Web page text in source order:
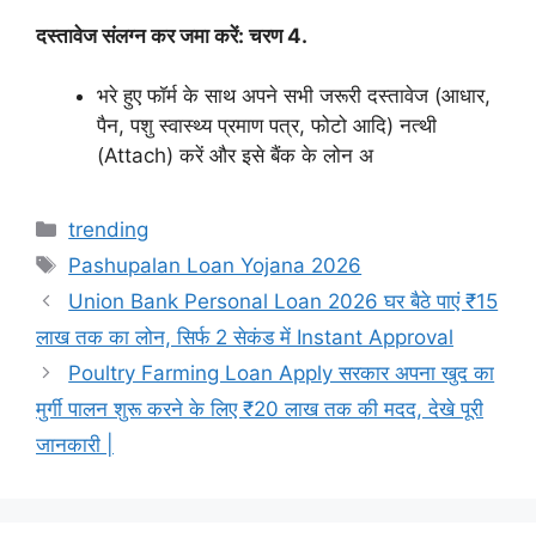
दस्तावेज संलग्न कर जमा करें: चरण 4.
भरे हुए फॉर्म के साथ अपने सभी जरूरी दस्तावेज (आधार,
पैन, पशु स्वास्थ्य प्रमाण पत्र, फोटो आदि) नत्थी
(Attach) करें और इसे बैंक के लोन अ
Categories
trending
Tags
Pashupalan Loan Yojana 2026
Union Bank Personal Loan 2026 घर बैठे पाएं ₹15
लाख तक का लोन, सिर्फ 2 सेकंड में Instant Approval
Poultry Farming Loan Apply सरकार अपना खुद का
मुर्गी पालन शुरू करने के लिए ₹20 लाख तक की मदद, देखे पूरी
जानकारी |